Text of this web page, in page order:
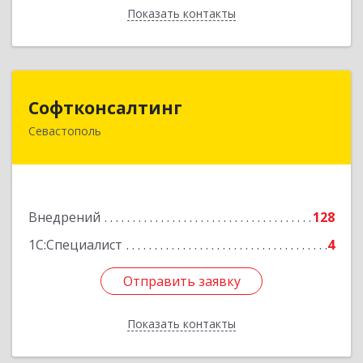
Показать контакты
Назад
Софтконсалтинг
Севастополь
Внедрений
128
1С:Специалист
4
Отправить заявку
Показать контакты
299805, Севастополь г, Тыловое с, Лазурная ул,
Отправить заявку
Назад